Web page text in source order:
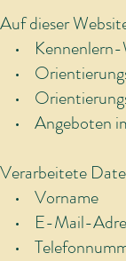
Auf dieser
• Kennenlern-
•
•
• Angeboten
Verarbeitete
• Vorname
• E-Mail-
•